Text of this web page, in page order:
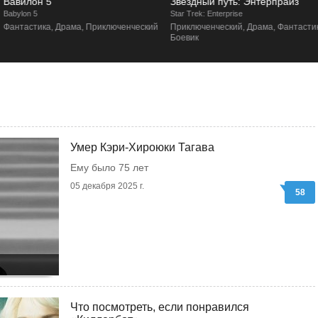
Babylon 5
Фантастика, Драма, Приключенческий
Star Trek: Enterprise
Приключенческий, Драма,
Боевик
Умер Кэри-Хироюки Тагава
Ему было 75 лет
05 декабря 2025 г.
58
Что посмотреть, если понравился